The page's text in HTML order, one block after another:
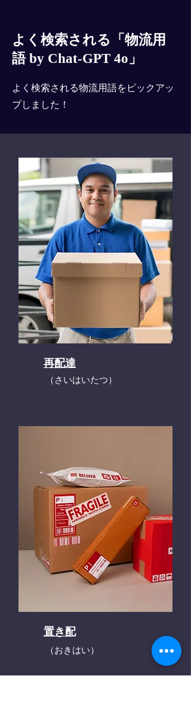
よく検索される「物流用
語 by Chat-GPT 4o」
よく検索される物流用語をピックアッ
プしました！
再配達
​（さいはいたつ）
置き配
（おきはい）